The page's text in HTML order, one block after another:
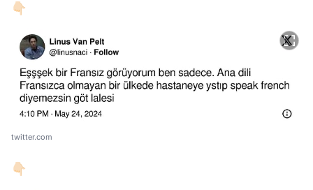
👇🏻
twitter.com
👇🏻